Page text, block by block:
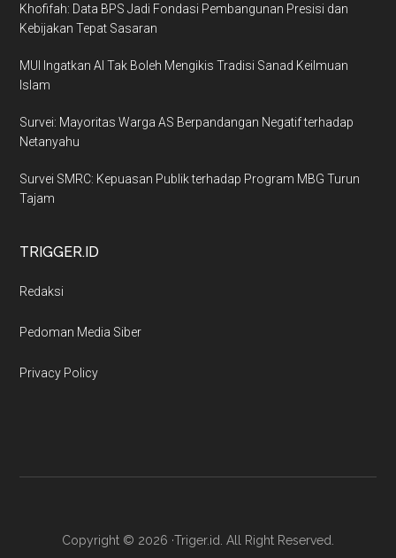
Khofifah: Data BPS Jadi Fondasi Pembangunan Presisi dan
Kebijakan Tepat Sasaran
MUI Ingatkan AI Tak Boleh Mengikis Tradisi Sanad Keilmuan
Islam
Survei: Mayoritas Warga AS Berpandangan Negatif terhadap
Netanyahu
Survei SMRC: Kepuasan Publik terhadap Program MBG Turun
Tajam
TRIGGER.ID
Redaksi
Pedoman Media Siber
Privacy Policy
Copyright © 2026 ·Triger.id. All Right Reserved.